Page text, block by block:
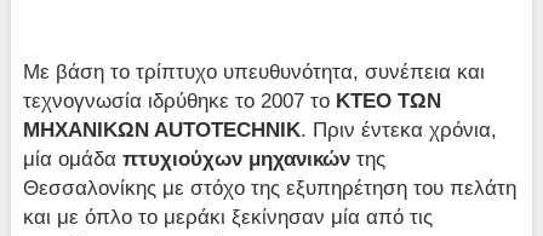
Με βάση το τρίπτυχο υπευθυνότητα, συνέπεια και
τεχνογνωσία ιδρύθηκε το 2007 το ΚΤΕΟ ΤΩΝ
ΜΗΧΑΝΙΚΩΝ ΑUTOTECHNIK. Πριν έντεκα χρόνια,
μία ομάδαπτυχιούχων μηχανικών της
Θεσσαλονίκης με στόχο της εξυπηρέτηση του πελάτη
και με όπλο το μεράκι ξεκίνησαν μία από τις